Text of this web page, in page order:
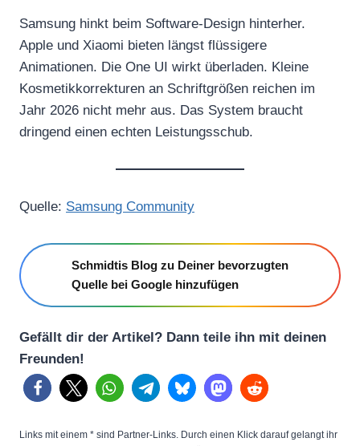
Samsung hinkt beim Software-Design hinterher.
Apple und Xiaomi bieten längst flüssigere
Animationen. Die One UI wirkt überladen. Kleine
Kosmetikkorrekturen an Schriftgrößen reichen im
Jahr 2026 nicht mehr aus. Das System braucht
dringend einen echten Leistungsschub.
Quelle: Samsung Community
Schmidtis Blog zu Deiner bevorzugten
Quelle bei Google hinzufügen
Gefällt dir der Artikel? Dann teile ihn mit deinen
Freunden!
Links mit einem * sind Partner-Links. Durch einen Klick darauf gelangt ihr